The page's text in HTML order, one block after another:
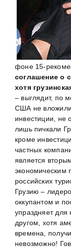
фоне 15-
соглашение о
хотя
– выглядит, по
США не вложили
инвестиции, не
лишь пичкали
кроме
частных
является
экономическим
российских
Грузию –
оккупантом и
упраздняет
другом, хотя
времена,
невозможно!